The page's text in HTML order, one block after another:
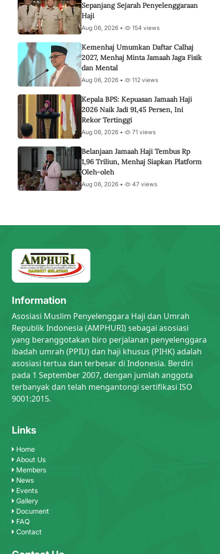
Sepanjang Sejarah Penyelenggaraan
Haji
Aug 06, 2026 • 154 views
Kemenhaj Umumkan Daftar Calhaj
2027, Menhaj Minta Jamaah Jaga Fisik
dan Mental
Aug 06, 2026 • 112 views
Kepala BPS: Kepuasan Jamaah Haji
2026 Naik Jadi 91,45 Persen, Ini
Rekor Tertinggi
Aug 06, 2026 • 71 views
Belanjaan Jamaah Haji Tembus Rp
1,96 Triliun, Menhaj Siapkan Platform
Oleh-oleh
Aug 06, 2026 • 47 views
Information
Asosiasi Muslim Penyelenggara Haji dan Umrah
Republik Indonesia (AMPHURI) sebagai asosiasi
yang beranggotakan biro perjalanan penyelenggara
ibadah umrah (PPIU) dan haji khusus (PIHK) adalah
asosiasi tertua dan terbesar di Indonesia. Berdiri
pada 1 September 2007, dengan jumlah anggota
terbanyak dan telah mengantongi sertifikasi ISO
9001:2015.
Links
Home
About Us
Members
News
Events
Gallery
Document
FAQ
Contact